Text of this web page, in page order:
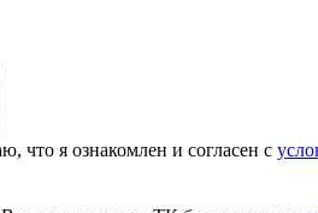
что я ознакомлен и согласен с